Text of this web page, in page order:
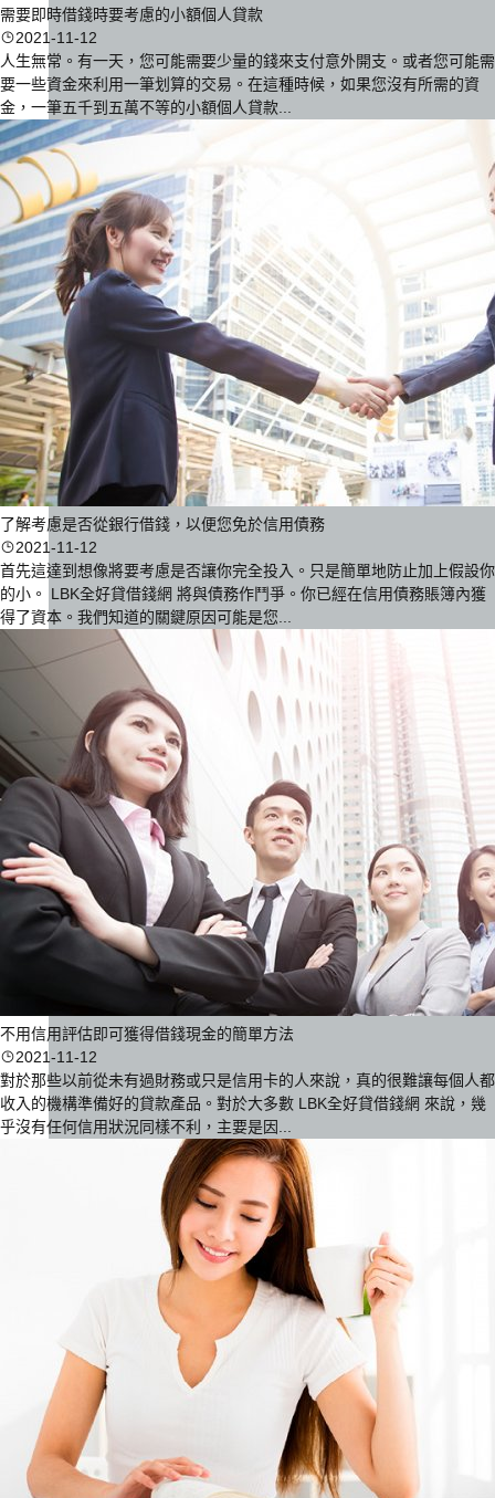
需要即時借錢時要考慮的小額個人貸款
2021-11-12
人生無常。有一天，您可能需要少量的錢來支付意外開支。或者您可能需
要一些資金來利用一筆划算的交易。在這種時候，如果您沒有所需的資
金，一筆五千到五萬不等的小額個人貸款...
了解考慮是否從銀行借錢，以便您免於信用債務
2021-11-12
首先這達到想像將要考慮是否讓你完全投入。只是簡單地防止加上假設你
的小。 LBK全好貸借錢網 將與債務作鬥爭。你已經在信用債務賬簿內獲
得了資本。我們知道的關鍵原因可能是您...
不用信用評估即可獲得借錢現金的簡單方法
2021-11-12
對於那些以前從未有過財務或只是信用卡的人來說，真的很難讓每個人都
收入的機構準備好的貸款產品。對於大多數 LBK全好貸借錢網 來說，幾
乎沒有任何信用狀況同樣不利，主要是因...